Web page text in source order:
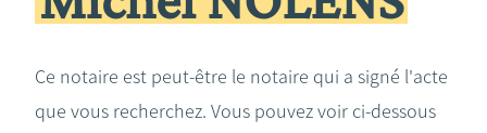
Le notaire
Ce notaire est peut-être le notaire qui a signé l'acte
que vous recherchez. Vous pouvez voir ci-dessous